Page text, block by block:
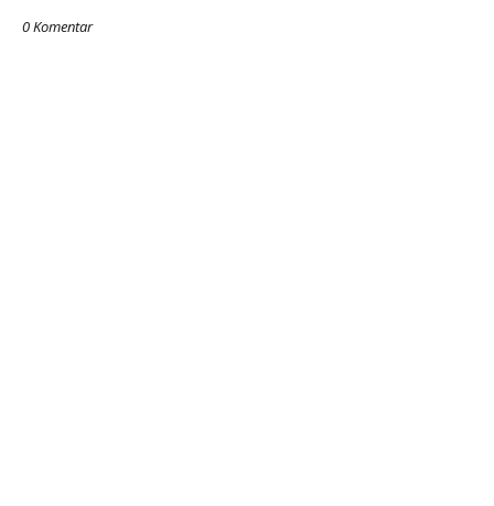
0 Komentar